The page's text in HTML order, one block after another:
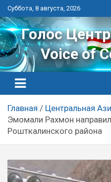
Перейти
к
контенту
Суббота, 8 августа, 2026
Голос
Voice of
Главная
Центральная
Эмомали Рахмон
Рошткалинского района